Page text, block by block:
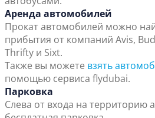
Аренда автомобилей
Прокат автомобилей можно
прибытия от компаний Avis,
Thrifty и Sixt.
Также вы можете взять
помощью сервиса flydubai.
Парковка
Слева от входа на территорию